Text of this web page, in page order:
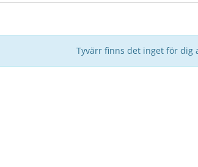
Tyvärr finns det inget för dig